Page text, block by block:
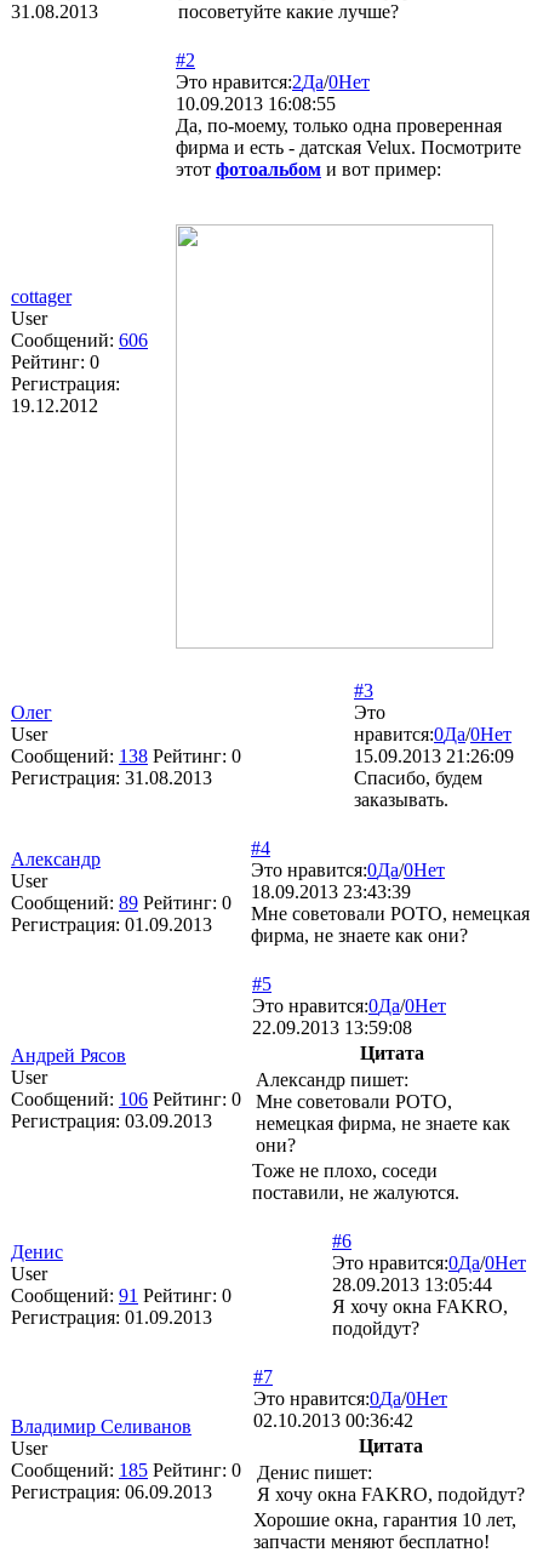
31.08.2013
посоветуйте какие лучше?
cottager
User
Сообщений: 606
Рейтинг: 0
Регистрация:
19.12.2012
#2
Это нравится:2Да/0Нет
10.09.2013 16:08:55
Да, по-моему, только одна проверенная
фирма и есть - датская Velux. Посмотрите
этот фотоальбом и вот пример:
Олег
User
Сообщений: 138 Рейтинг: 0
Регистрация: 31.08.2013
#3
Это
нравится:0Да/0Нет
15.09.2013 21:26:09
Спасибо, будем
заказывать.
Александр
User
Сообщений: 89 Рейтинг: 0
Регистрация: 01.09.2013
#4
Это нравится:0Да/0Нет
18.09.2013 23:43:39
Мне советовали РОТО, немецкая
фирма, не знаете как они?
Андрей Рясов
User
Сообщений: 106 Рейтинг: 0
Регистрация: 03.09.2013
#5
Это нравится:0Да/0Нет
22.09.2013 13:59:08
Цитата
Александр пишет:
Мне советовали РОТО,
немецкая фирма, не знаете как
они?
Тоже не плохо, соседи
поставили, не жалуются.
Денис
User
Сообщений: 91 Рейтинг: 0
Регистрация: 01.09.2013
#6
Это нравится:0Да/0Нет
28.09.2013 13:05:44
Я хочу окна FAKRO,
подойдут?
Владимир Селиванов
User
Сообщений: 185 Рейтинг: 0
Регистрация: 06.09.2013
#7
Это нравится:0Да/0Нет
02.10.2013 00:36:42
Цитата
Денис пишет:
Я хочу окна FAKRO, подойдут?
Хорошие окна, гарантия 10 лет,
запчасти меняют бесплатно!